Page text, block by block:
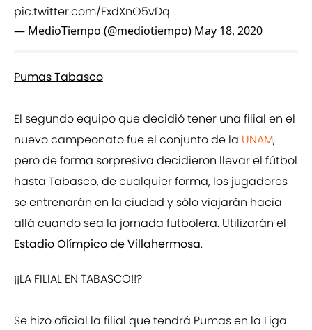
pic.twitter.com/FxdXnO5vDq
— MedioTiempo (@mediotiempo) May 18, 2020
Pumas Tabasco
El segundo equipo que decidió tener una filial en el
nuevo campeonato fue el conjunto de la UNAM,
pero de forma sorpresiva decidieron llevar el fútbol
hasta Tabasco, de cualquier forma, los jugadores
se entrenarán en la ciudad y sólo viajarán hacia
allá cuando sea la jornada futbolera. Utilizarán el
Estadio Olímpico de Villahermosa.
¡¡LA FILIAL EN TABASCO!!?
Se hizo oficial la filial que tendrá Pumas en la Liga